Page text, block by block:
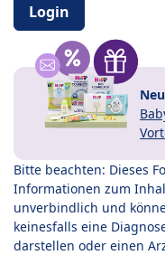
Login
Bitte beachten: Dieses
Informationen zum
unverbindlich und
keinesfalls eine
darstellen oder einen